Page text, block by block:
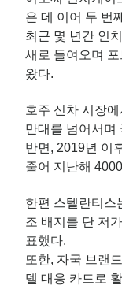
은 데 이어 두 번
최근 몇 년간 인
새로 들여오며
왔다.
호주 신차 시장
만대를 넘어서며
반면, 2019년 이
줄어 지난해
한편 스텔란티스
조 배지를 단 저
표했다.
또한, 자국 브랜
델 대응 카드로